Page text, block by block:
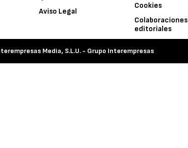
Aviso Legal
Cookies
Colaboraciones
editoriales
Media, S.L.U. - Grupo Interempresas